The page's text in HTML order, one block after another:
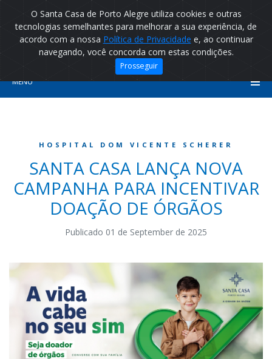
O Santa Casa de Porto Alegre utiliza cookies e outras
tecnologias semelhantes para melhorar a sua experiência, de
acordo com a nossa Política de Privacidade e, ao continuar
navegando, você concorda com estas condições.
Prosseguir
MENU
HOSPITAL DOM VICENTE SCHERER
SANTA CASA LANÇA NOVA
CAMPANHA PARA INCENTIVAR
DOAÇÃO DE ÓRGÃOS
Publicado 01 de September de 2025